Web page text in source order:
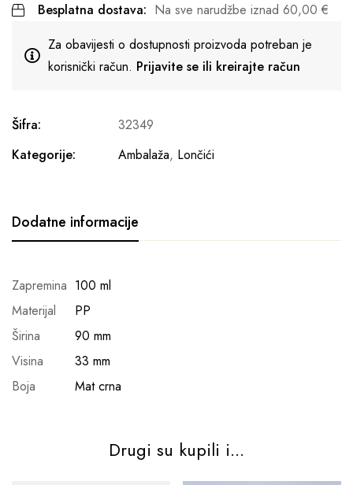
Besplatna dostava: Na sve narudžbe iznad 60,00 €
Za obavijesti o dostupnosti proizvoda potreban je
korisnički račun. Prijavite se ili kreirajte račun
Šifra:
32349
Kategorije:
Ambalaža, Lončići
Dodatne informacije
Zapremina 100 ml
Materijal
PP
Širina
90 mm
Visina
33 mm
Boja
Mat crna
Drugi su kupili i...